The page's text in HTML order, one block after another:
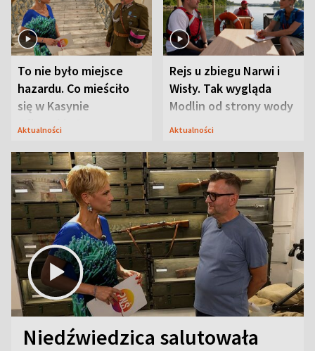
To nie było miejsce
hazardu. Co mieściło
się w Kasynie
Oficerskim?
Aktualności
Rejs u zbiegu Narwi i
Wisły. Tak wygląda
Modlin od strony wody
Aktualności
Niedźwiedzica salutowała